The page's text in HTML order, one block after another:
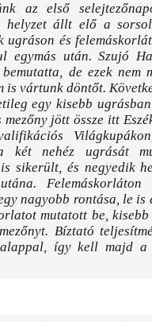
az első
állt elő a
ugráson és
egymás után. Szujó
de ezek nem
is vártunk döntőt.
egy kisebb
jött össze itt
két nehéz ugrását
sikerült, és negyedik
nagyobb rontása, le is
mutatott be,
Bíztató
így kell majd a